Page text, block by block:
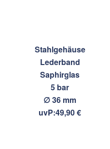
Stahlgehäuse
Lederband
Saphirglas
5 bar
∅ 36 mm
uvP:49,90 €